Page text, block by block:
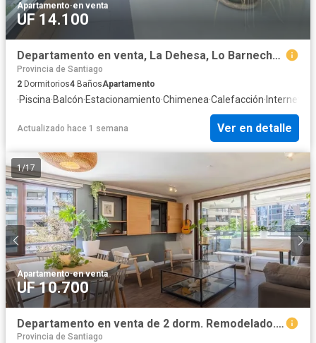
Apartamento·en venta
UF 14.100
Departamento en venta, La Dehesa, Lo Barnechea
Provincia de Santiago
2 Dormitorios4 BañosApartamento
·Piscina·Balcón·Estacionamiento·Chimenea·Calefacción· Internet
Actualizado hace 1 semana Ver en detalle
1/17
Apartamento·en venta
UF 10.700
Departamento en venta de 2 dorm. Remodelado. Barrio el Golf
Provincia de Santiago